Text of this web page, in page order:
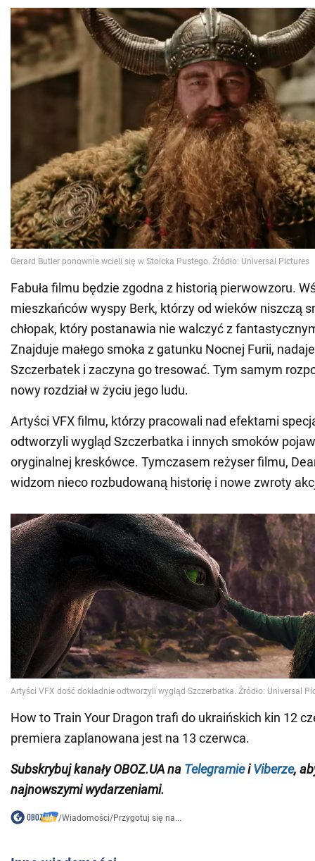
Fabuła filmu będzie zgodna z historią pierwowzoru.
mieszkańców wyspy Berk, którzy od wieków niszczą
chłopak, który postanawia nie walczyć z
Znajduje małego smoka z gatunku Nocnej Furii,
Szczerbatek i zaczyna go tresować. Tym samym
nowy rozdział w życiu jego ludu.
Artyści VFX filmu, którzy pracowali nad efektami
odtworzyli wygląd Szczerbatka i innych smoków
oryginalnej kreskówce. Tymczasem reżyser filmu,
widzom nieco rozbudowaną historię i nowe zwroty
How to Train Your Dragon trafi do ukraińskich kin 12
premiera zaplanowana jest na 13 czerwca.
Subskrybuj kanały OBOZ.UA na TelegramieiViberze,
najnowszymi wydarzeniami.
/Wiadomości/Przygotuj się na...